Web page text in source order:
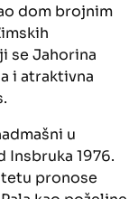
dom brojnim
se Jahorina
i atraktivna
u
Insbruka 1976.
pronose